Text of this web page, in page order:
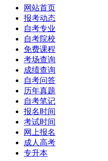
网站首页
报考动态
自考专业
自考院校
免费课程
考场查询
成绩查询
自考问答
历年真题
自考笔记
报名时间
考试时间
网上报名
成人高考
专升本